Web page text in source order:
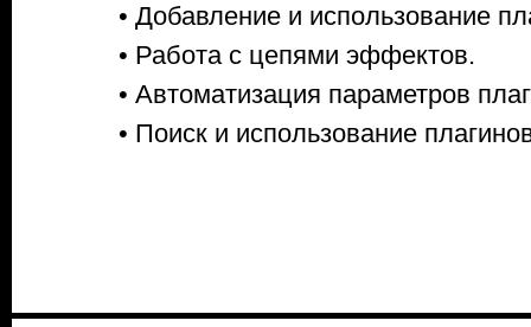
• Добавление и использование
• Работа с цепями эффектов.
• Автоматизация параметров
• Поиск и использование